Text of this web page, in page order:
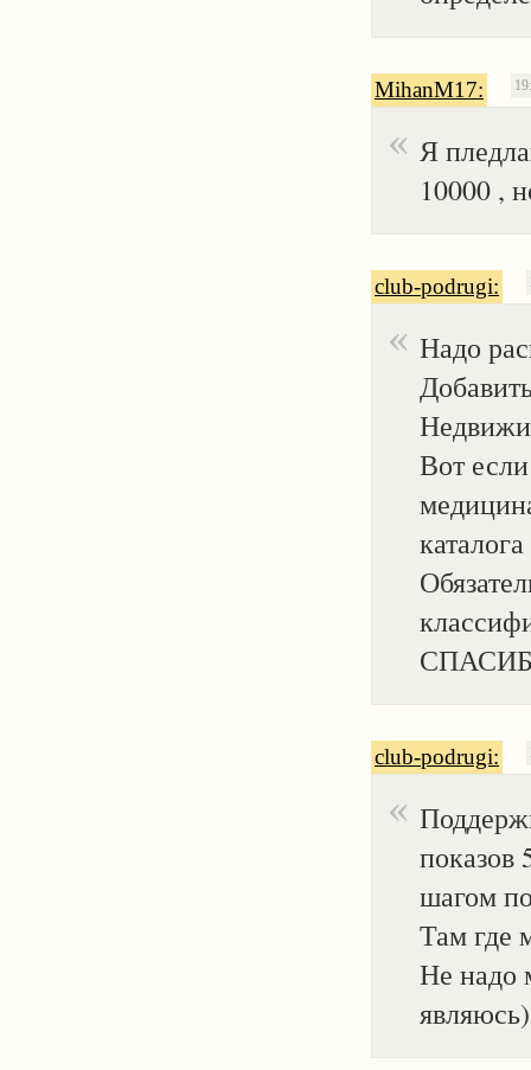
MihanM17:
Я
10000 ,
club-podrugi:
Надо
Вот
club-podrugi:
показов
шагом
Там где
Не надо